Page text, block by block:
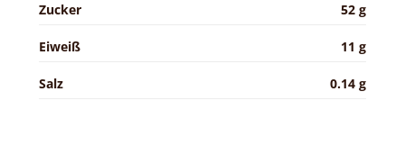
Zucker 52 g
Eiweiß 11 g
Salz 0.14 g